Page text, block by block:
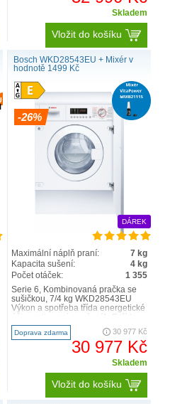
Skladem
Vložit do košíku
Bosch WKD28543EU + Mixér v
hodnotě 1499 Kč
-26%
DÁREK
Maximální náplň praní:
7 kg
Kapacita sušení:
4 kg
Počet otáček:
1 355
Serie 6, Kombinovaná pračka se
sušičkou, 7/4 kg WKD28543EU
Výkon a spotřeba třída energetické
energetické ú..
Doprava zdarma 30 977 Kč
30 977 Kč
Skladem
Vložit do košíku